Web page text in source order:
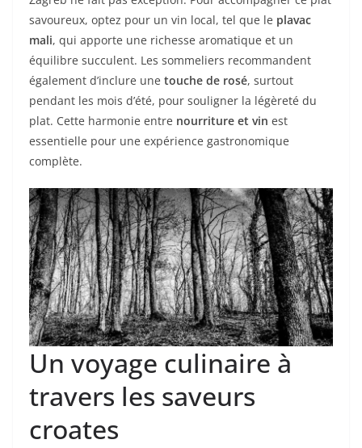
savoureux, optez pour un vin local, tel que le plavac
mali, qui apporte une richesse aromatique et un
équilibre succulent. Les sommeliers recommandent
également d’inclure une touche de rosé, surtout
pendant les mois d’été, pour souligner la légèreté du
plat. Cette harmonie entre nourriture et vin est
essentielle pour une expérience gastronomique
complète.
Un voyage culinaire à
travers les saveurs
croates